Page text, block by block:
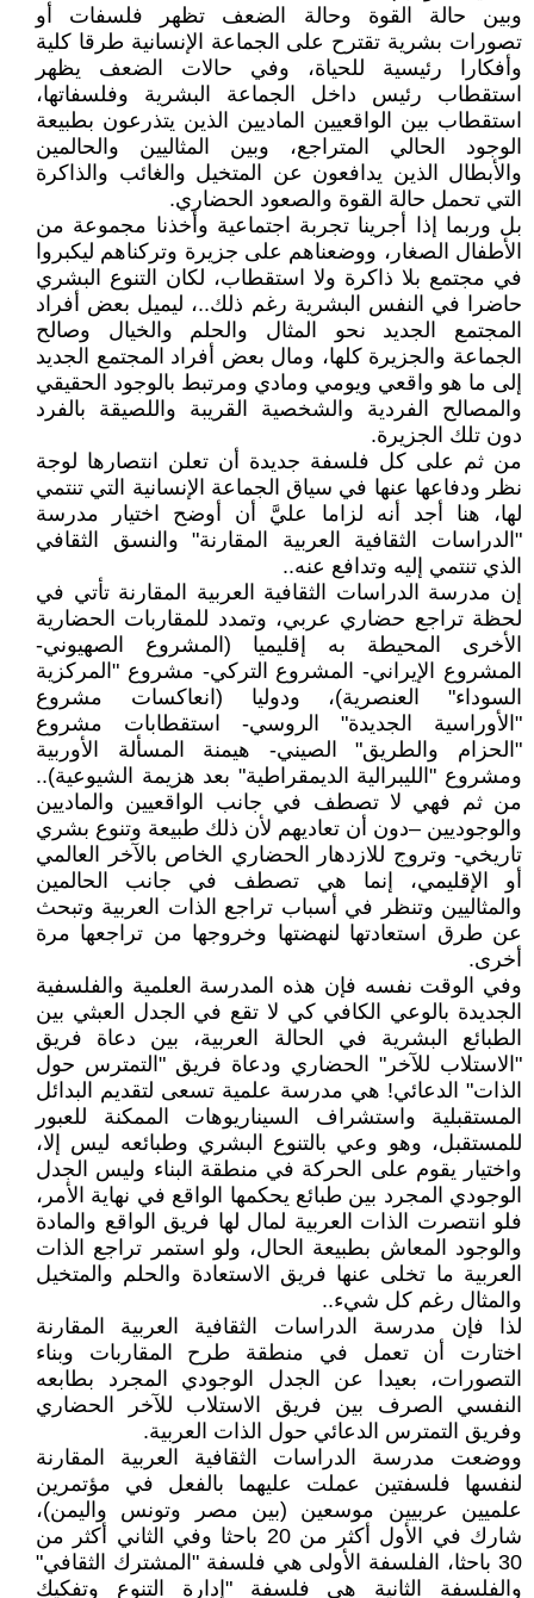
وبين حالة القوة وحالة الضعف تظهر فلسفات أو
تصورات بشرية تقترح على الجماعة الإنسانية طرقا كلية
وأفكارا رئيسية للحياة، وفي حالات الضعف يظهر
استقطاب رئيس داخل الجماعة البشرية وفلسفاتها،
استقطاب بين الواقعيين الماديين الذين يتذرعون بطبيعة
الوجود الحالي المتراجع، وبين المثاليين والحالمين
والأبطال الذين يدافعون عن المتخيل والغائب والذاكرة
التي تحمل حالة القوة والصعود الحضاري.
بل وربما إذا أجرينا تجربة اجتماعية وأخذنا مجموعة من
الأطفال الصغار، ووضعناهم على جزيرة وتركناهم ليكبروا
في مجتمع بلا ذاكرة ولا استقطاب، لكان التنوع البشري
حاضرا في النفس البشرية رغم ذلك..، ليميل بعض أفراد
المجتمع الجديد نحو المثال والحلم والخيال وصالح
الجماعة والجزيرة كلها، ومال بعض أفراد المجتمع الجديد
إلى ما هو واقعي ويومي ومادي ومرتبط بالوجود الحقيقي
والمصالح الفردية والشخصية القريبة واللصيقة بالفرد
دون تلك الجزيرة.
من ثم على كل فلسفة جديدة أن تعلن انتصارها لوجة
نظر ودفاعها عنها في سياق الجماعة الإنسانية التي تنتمي
لها، هنا أجد أنه لزاما عليَّ أن أوضح اختيار مدرسة
"الدراسات الثقافية العربية المقارنة" والنسق الثقافي
الذي تنتمي إليه وتدافع عنه..
إن مدرسة الدراسات الثقافية العربية المقارنة تأتي في
لحظة تراجع حضاري عربي، وتمدد للمقاربات الحضارية
الأخرى المحيطة به إقليميا (المشروع الصهيوني-
المشروع الإيراني- المشروع التركي- مشروع "المركزية
السوداء" العنصرية)، ودوليا (انعاكسات مشروع
"الأوراسية الجديدة" الروسي- استقطابات مشروع
"الحزام والطريق" الصيني- هيمنة المسألة الأوربية
ومشروع "الليبرالية الديمقراطية" بعد هزيمة الشيوعية)..
من ثم فهي لا تصطف في جانب الواقعيين والماديين
والوجوديين –دون أن تعاديهم لأن ذلك طبيعة وتنوع بشري
تاريخي- وتروج للازدهار الحضاري الخاص بالآخر العالمي
أو الإقليمي، إنما هي تصطف في جانب الحالمين
والمثاليين وتنظر في أسباب تراجع الذات العربية وتبحث
عن طرق استعادتها لنهضتها وخروجها من تراجعها مرة
أخرى.
وفي الوقت نفسه فإن هذه المدرسة العلمية والفلسفية
الجديدة بالوعي الكافي كي لا تقع في الجدل العبثي بين
الطبائع البشرية في الحالة العربية، بين دعاة فريق
"الاستلاب للآخر" الحضاري ودعاة فريق "التمترس حول
الذات" الدعائي! هي مدرسة علمية تسعى لتقديم البدائل
المستقبلية واستشراف السيناريوهات الممكنة للعبور
للمستقبل، وهو وعي بالتنوع البشري وطبائعه ليس إلا،
واختيار يقوم على الحركة في منطقة البناء وليس الجدل
الوجودي المجرد بين طبائع يحكمها الواقع في نهاية الأمر،
فلو انتصرت الذات العربية لمال لها فريق الواقع والمادة
والوجود المعاش بطبيعة الحال، ولو استمر تراجع الذات
العربية ما تخلى عنها فريق الاستعادة والحلم والمتخيل
والمثال رغم كل شيء..
لذا فإن مدرسة الدراسات الثقافية العربية المقارنة
اختارت أن تعمل في منطقة طرح المقاربات وبناء
التصورات، بعيدا عن الجدل الوجودي المجرد بطابعه
النفسي الصرف بين فريق الاستلاب للآخر الحضاري
وفريق التمترس الدعائي حول الذات العربية.
ووضعت مدرسة الدراسات الثقافية العربية المقارنة
لنفسها فلسفتين عملت عليهما بالفعل في مؤتمرين
علميين عربيين موسعين (بين مصر وتونس واليمن)،
شارك في الأول أكثر من 20 باحثا وفي الثاني أكثر من
30 باحثا، الفلسفة الأولى هي فلسفة "المشترك الثقافي"
والفلسفة الثانية هي فلسفة "إدارة التنوع وتفكيك